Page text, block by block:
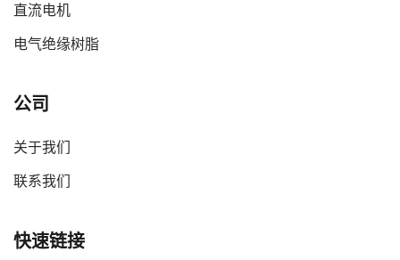
直流电机
电气绝缘树脂
公司
关于我们
联系我们
快速链接